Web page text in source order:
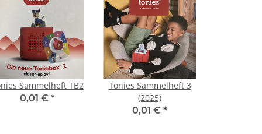
Sammelheft TB2
0,01 € *
Tonies Sammelheft 3
(2025)
0,01 € *